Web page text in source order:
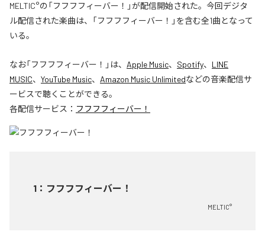
MELTIC°の「フフフフィーバー！」が配信開始された。今回デジタ
ル配信された楽曲は、「フフフフィーバー！」を含む全1曲となって
いる。
なお「フフフフィーバー！ 」は、 Apple Music、 Spotify、 LINE
MUSIC、 YouTube Music、 Amazon Music Unlimitedなどの音楽配信サ
ービスで聴くことができる。
各配信サービス： フフフフィーバー！
1 ： フフフフィーバー！
MELTIC°